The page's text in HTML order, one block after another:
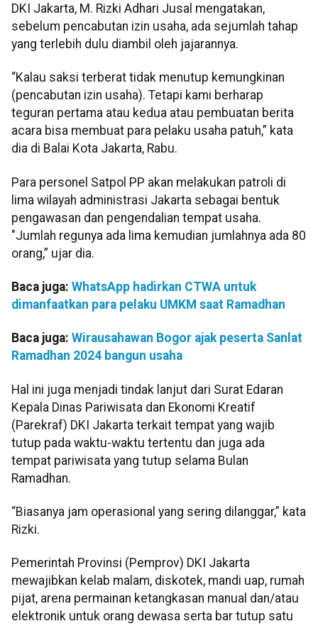
DKI Jakarta, M. Rizki Adhari Jusal mengatakan,
sebelum pencabutan izin usaha, ada sejumlah tahap
yang terlebih dulu diambil oleh jajarannya.
“Kalau saksi terberat tidak menutup kemungkinan
(pencabutan izin usaha). Tetapi kami berharap
teguran pertama atau kedua atau pembuatan berita
acara bisa membuat para pelaku usaha patuh,” kata
dia di Balai Kota Jakarta, Rabu.
Para personel Satpol PP akan melakukan patroli di
lima wilayah administrasi Jakarta sebagai bentuk
pengawasan dan pengendalian tempat usaha.
"Jumlah regunya ada lima kemudian jumlahnya ada 80
orang,” ujar dia.
Baca juga: WhatsApp hadirkan CTWA untuk
dimanfaatkan para pelaku UMKM saat Ramadhan
Baca juga: Wirausahawan Bogor ajak peserta Sanlat
Ramadhan 2024 bangun usaha
Hal ini juga menjadi tindak lanjut dari Surat Edaran
Kepala Dinas Pariwisata dan Ekonomi Kreatif
(Parekraf) DKI Jakarta terkait tempat yang wajib
tutup pada waktu-waktu tertentu dan juga ada
tempat pariwisata yang tutup selama Bulan
Ramadhan.
“Biasanya jam operasional yang sering dilanggar,” kata
Rizki.
Pemerintah Provinsi (Pemprov) DKI Jakarta
mewajibkan kelab malam, diskotek, mandi uap, rumah
pijat, arena permainan ketangkasan manual dan/atau
elektronik untuk orang dewasa serta bar tutup satu